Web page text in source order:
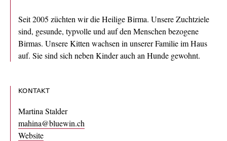
Seit 2005 züchten wir die Heilige Birma. Unsere Zuchtziele
sind, gesunde, typvolle und auf den Menschen bezogene
Birmas. Unsere Kitten wachsen in unserer Familie im Haus
auf. Sie sind sich neben Kinder auch an Hunde gewohnt.
KONTAKT
Martina Stalder
mahina@bluewin.ch
Website